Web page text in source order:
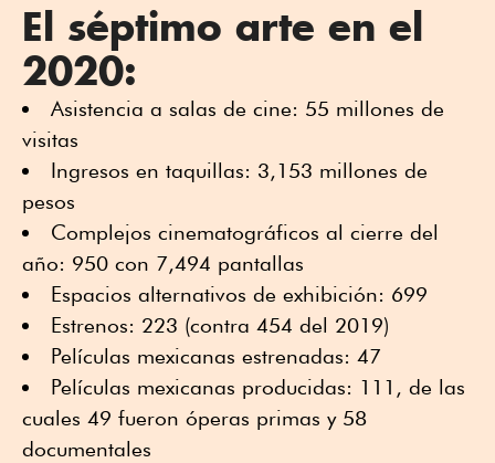
El séptimo arte en el
2020:
Asistencia a salas de cine: 55 millones de
visitas
Ingresos en taquillas: 3,153 millones de
pesos
Complejos cinematográficos al cierre del
año: 950 con 7,494 pantallas
Espacios alternativos de exhibición: 699
Estrenos: 223 (contra 454 del 2019)
Películas mexicanas estrenadas: 47
Películas mexicanas producidas: 111, de las
cuales 49 fueron óperas primas y 58
documentales